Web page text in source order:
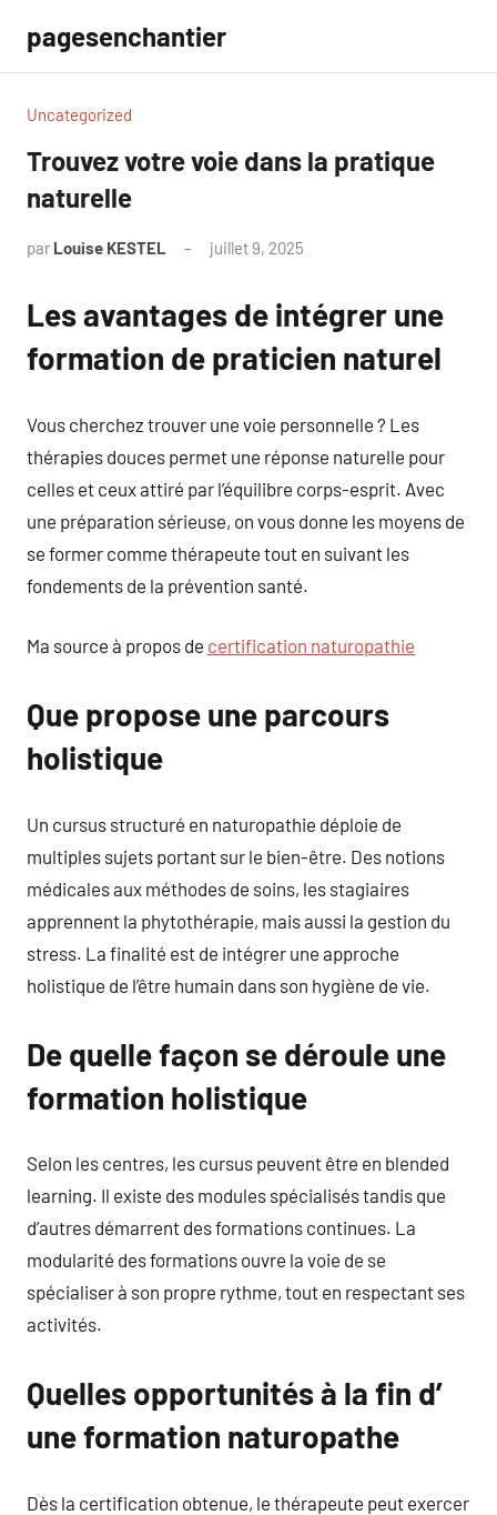
contenu
pagesenchantier
Uncategorized
Trouvez votre voie dans la pratique
naturelle
par Louise KESTEL juillet 9, 2025
Les avantages de intégrer une
formation de praticien naturel
Vous cherchez trouver une voie personnelle ? Les
thérapies douces permet une réponse naturelle pour
celles et ceux attiré par l’équilibre corps-esprit. Avec
une préparation sérieuse, on vous donne les moyens de
se former comme thérapeute tout en suivant les
fondements de la prévention santé.
Ma source à propos de certification naturopathie
Que propose une parcours
holistique
Un cursus structuré en naturopathie déploie de
multiples sujets portant sur le bien-être. Des notions
médicales aux méthodes de soins, les stagiaires
apprennent la phytothérapie, mais aussi la gestion du
stress. La finalité est de intégrer une approche
holistique de l’être humain dans son hygiène de vie.
De quelle façon se déroule une
formation holistique
Selon les centres, les cursus peuvent être en blended
learning. Il existe des modules spécialisés tandis que
d’autres démarrent des formations continues. La
modularité des formations ouvre la voie de se
spécialiser à son propre rythme, tout en respectant ses
activités.
Quelles opportunités à la fin d’
une formation naturopathe
Dès la certification obtenue, le thérapeute peut exercer